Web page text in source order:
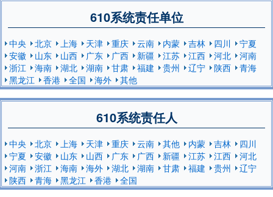
610系统责任单位
中央 北京 上海 天津 重庆 云南 内蒙 吉林 四川
宁夏
安徽
山东 山西 广东 广西 新疆 江苏 江西 河北
河南
浙江
海南 湖北 湖南 甘肃 福建 贵州 辽宁 陕西
青海
黑龙江
香港 全国 海外 其他
610系统责任人
中央 北京 上海 天津 重庆 云南 其他 内蒙 吉林
四川
宁夏
安徽 山东 山西 广东 广西 新疆 江苏 江西
河北
河南
浙江 海南 海外 湖北 湖南 甘肃 福建 贵州
辽宁
陕西
青海 黑龙江 香港 全国